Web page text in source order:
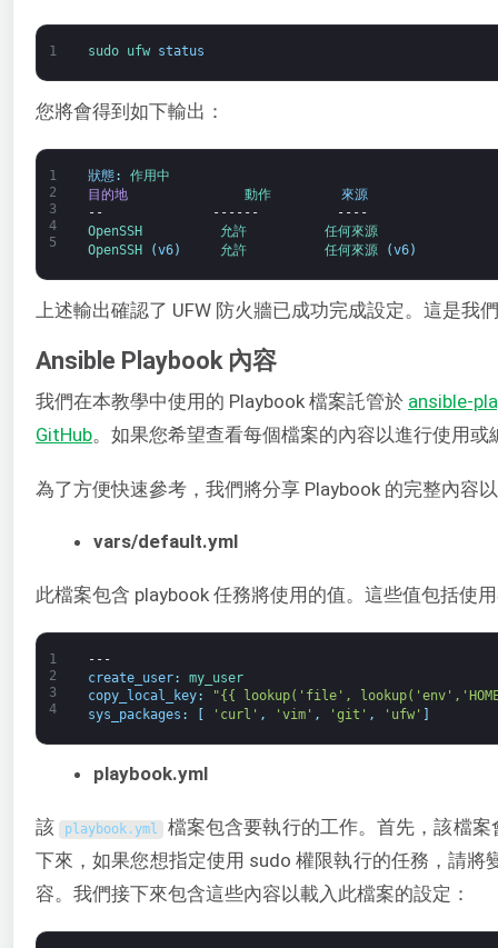
1 sudo ufw status
您將會得到如下輸出：
1
2
3
4
5
狀態:
作用中
目的地
動作
來源
--
------
----
OpenSSH
允許 任何來源
OpenSSH
(v6) 允許 任何來源 (v6)
上述輸出確認了 UFW 防火牆已成功完成設定。這是
Ansible Playbook 內容
我們在本教學中使用的 Playbook 檔案託管於 ansible-
GitHub。如果您希望查看每個檔案的內容以進行使用
為了方便快速參考，我們將分享 Playbook 的完整內容
vars/default.yml
此檔案包含 playbook 任務將使用的值。這些值包括使
1
2
3
4
---
create_user:
my_user
copy_local_key:
"{{ lookup('file',
sys_packages : 'curl' , 'vim' , 'git' , 'ufw'
playbook.yml
該 playbook .yml 檔案包含要執行的工作。首先，該檔
下來，如果您想指定使用 sudo 權限執行的任務，請將
容。我們接下來包含這些內容以載入此檔案的設定：